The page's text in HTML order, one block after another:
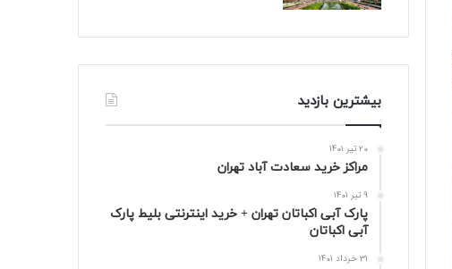
بیشترین بازدید
20 تیر 1401
مراکز خرید سعادت‌ آباد تهران
9 تیر 1401
پارک آبی اکباتان تهران + خرید اینترنتی بلیط پارک
آبی اکباتان
31 خرداد 1401